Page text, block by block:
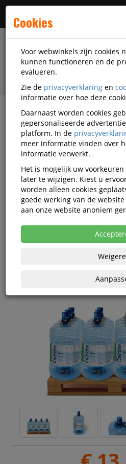
filter
Facilitaire artikelen
Waterdispenser
Eden Springs
18.9 liter
Waterdispenser
Cookies
Voor webwinkels zijn cookies
kunnen functioneren en de
evalueren.
Zie de privacyverklaring en
informatie over hoe deze
Daarnaast worden cookies
gepersonaliseerde
platform. In de
meer informatie vinden over
informatie verwerkt.
Het is mogelijk uw
later te wijzigen. Kiest u
worden alleen cookies
goede werking van de
aan onze website anoniem